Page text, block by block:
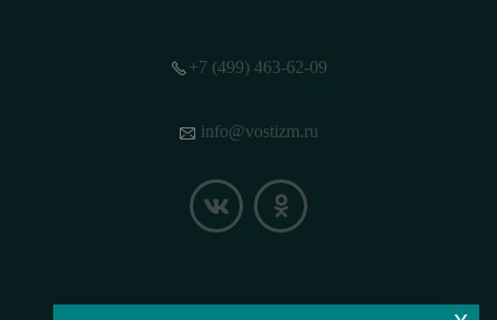
+7 (499) 463-62-09
info@vostizm.ru